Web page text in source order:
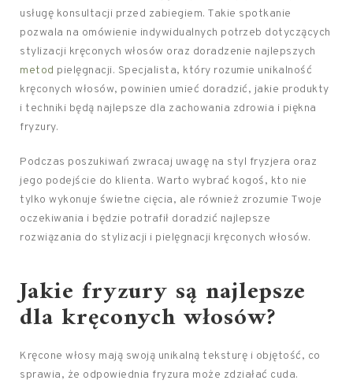
usługę konsultacji przed zabiegiem. Takie spotkanie
pozwala na omówienie indywidualnych potrzeb dotyczących
stylizacji kręconych włosów oraz doradzenie najlepszych
metod pielęgnacji. Specjalista, który rozumie unikalność
kręconych włosów, powinien umieć doradzić, jakie produkty
i techniki będą najlepsze dla zachowania zdrowia i piękna
fryzury.
Podczas poszukiwań zwracaj uwagę na styl fryzjera oraz
jego podejście do klienta. Warto wybrać kogoś, kto nie
tylko wykonuje świetne cięcia, ale również zrozumie Twoje
oczekiwania i będzie potrafił doradzić najlepsze
rozwiązania do stylizacji i pielęgnacji kręconych włosów.
Jakie fryzury są najlepsze
dla kręconych włosów?
Kręcone włosy mają swoją unikalną teksturę i objętość, co
sprawia, że odpowiednia fryzura może zdziałać cuda.